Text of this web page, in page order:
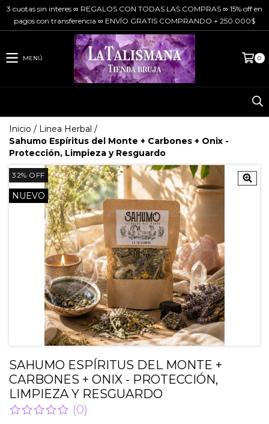
3 cuotas sin interes ∞ REGALOS CON TODAS LAS COMPRAS ∞ 15% off en
pagos con transferencia ∞ ENVÍO GRATIS COMPRANDO + 250.000$
MENÚ 0
Inicio / Linea Herbal /
Sahumo Espíritus del Monte + Carbones + Onix -
Protección, Limpieza y Resguardo
32% OFF
NUEVO
SAHUMO ESPÍRITUS DEL MONTE +
CARBONES + ONIX - PROTECCIÓN,
LIMPIEZA Y RESGUARDO
(0)